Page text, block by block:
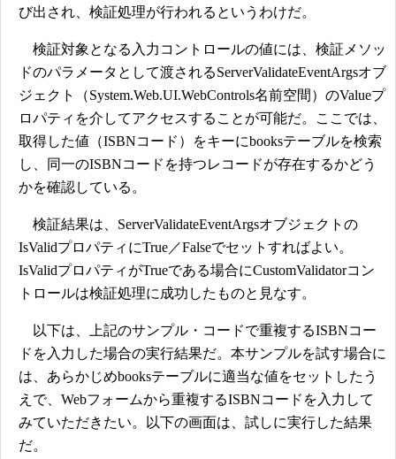
び出され、検証処理が行われるというわけだ。
検証対象となる入力コントロールの値には、検証メソッ
ドのパラメータとして渡されるServerValidateEventArgsオブ
ジェクト（System.Web.UI.WebControls名前空間）のValueプ
ロパティを介してアクセスすることが可能だ。ここでは、
取得した値（ISBNコード）をキーにbooksテーブルを検索
し、同一のISBNコードを持つレコードが存在するかどう
かを確認している。
検証結果は、ServerValidateEventArgsオブジェクトの
IsValidプロパティにTrue／Falseでセットすればよい。
IsValidプロパティがTrueである場合にCustomValidatorコン
トロールは検証処理に成功したものと見なす。
以下は、上記のサンプル・コードで重複するISBNコー
ドを入力した場合の実行結果だ。本サンプルを試す場合に
は、あらかじめbooksテーブルに適当な値をセットしたう
えで、Webフォームから重複するISBNコードを入力して
みていただきたい。以下の画面は、試しに実行した結果
だ。